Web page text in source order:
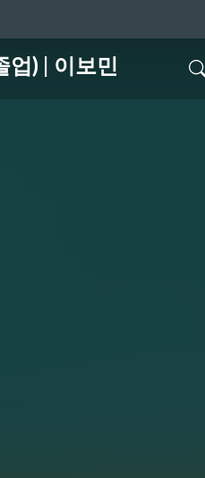
업) | 이보민